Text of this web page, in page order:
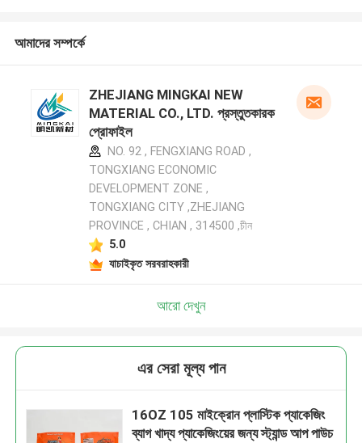
আমাদের সম্পর্কে
ZHEJIANG MINGKAI NEW
MATERIAL CO., LTD. প্রস্তুতকারক
প্রোফাইল
NO. 92 , FENGXIANG ROAD ,
TONGXIANG ECONOMIC
DEVELOPMENT ZONE ,
TONGXIANG CITY ,ZHEJIANG
PROVINCE , CHIAN , 314500 ,চীন
5.0
যাচাইকৃত সরবরাহকারী
আরো দেখুন
এর সেরা মূল্য পান
16OZ 105 মাইক্রোন প্লাস্টিক প্যাকেজিং
ব্যাগ খাদ্য প্যাকেজিংয়ের জন্য স্ট্যান্ড আপ পাউচ